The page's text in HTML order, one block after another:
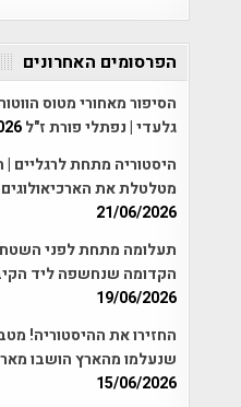
הפרסומים האחרונים
הסיפור מאחורי מטוס
גלעדי | נפתלי פורת ז"ל
היסטוריה מתחת לרגליים
מטלטלת את הארכיאולוגים
21/06/2026
תעלומה מתחת לפני
הקדומה שנחשפה ליד
19/06/2026
החזירו את ההיסטוריה!
שנעלמו מהארץ הושבו
15/06/2026